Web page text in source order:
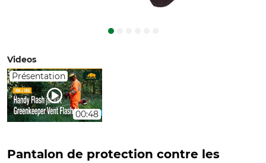
Videos
Présentation
00:48
Pantalon de protection contre les